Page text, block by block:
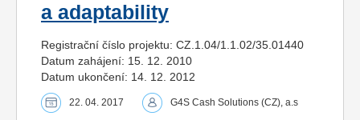
a adaptability
Registrační číslo projektu: CZ.1.04/1.1.02/35.01440
Datum zahájení: 15. 12. 2010
Datum ukončení: 14. 12. 2012
22. 04. 2017 G4S Cash Solutions (CZ), a.s